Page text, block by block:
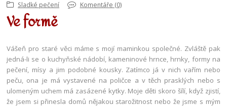
Sladké pečení Komentáře (0)
Ve formě
Vášeň pro staré věci máme s mojí maminkou společné. Zvláště pak
jedná-li se o kuchyňské nádobí, kameninové hrnce, hrnky, formy na
pečení, mísy a jim podobné kousky. Zatímco já v nich vařím nebo
peču, ona je má vystavené na poličce a v těch prasklých nebo s
ulomeným uchem má zasázené kytky. Moje děti skoro šílí, když zjistí,
že jsem si přinesla domů nějakou starožitnost nebo že jsme s mým